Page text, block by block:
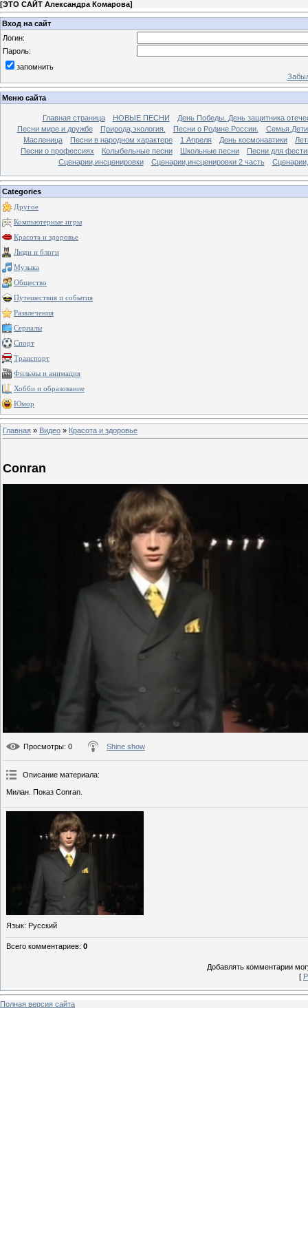
[ЭТО САЙТ Александра Комарова]
Вход на сайт
Логин:
Пароль:
запомнить
Меню сайта
Главная страница НОВЫЕ ПЕСНИ
День Победы. День защитника
Песни мире и дружбе
Природа,экология. Песни о Родине.России.
Масленица
Песни в народном характере 1 Апреля День космонавтики
Песни о профессиях
Колыбельные песни Школьные песни
Песни для
Сценарии,инсценировки
Сценарии,инсценировки 2 часть
Categories
Другое
Компьютерные игры
Красота и здоровье
Люди и блоги
Музыка
Общество
Путешествия и события
Развлечения
Сериалы
Спорт
Транспорт
Фильмы и анимация
Хобби и образование
Юмор
Главная » Видео » Красота и здоровье
Conran
Просмотры: 0 Shine show
Описание материала:
Милан. Показ Conran.
Язык: Русский
Всего комментариев: 0
Добавлять комментарии
[
Полная версия сайта